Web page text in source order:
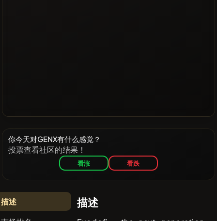
你今天对GENX有什么感觉？
投票查看社区的结果！
看涨 看跌
描述 描述